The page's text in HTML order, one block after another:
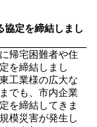
協定を締結しまし
帰宅困難者や住
を締結しまし
工業様の広大な
でも、市内企業
を締結してきま
模災害が発生し